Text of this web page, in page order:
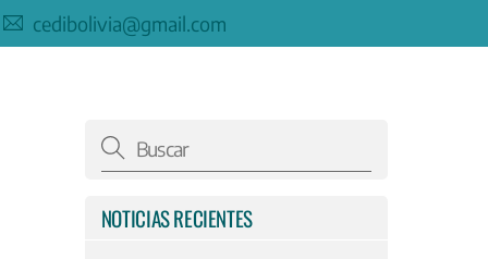
cedibolivia@gmail.com
NOTICIAS RECIENTES